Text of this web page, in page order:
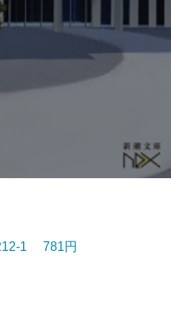
1 781円